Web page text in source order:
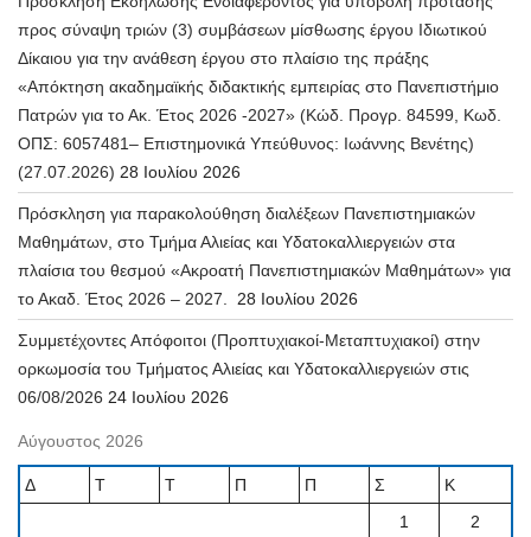
προς σύναψη τριών (3) συμβάσεων μίσθωσης έργου Ιδιωτικού
Δίκαιου για την ανάθεση έργου στο πλαίσιο της πράξης
«Απόκτηση ακαδημαϊκής διδακτικής εμπειρίας στο Πανεπιστήμιο
Πατρών για το Ακ. Έτος 2026 -2027» (Κώδ. Προγρ. 84599, Κωδ.
ΟΠΣ: 6057481– Επιστημονικά Υπεύθυνος: Ιωάννης Βενέτης)
(27.07.2026) 28 Ιουλίου 2026
Πρόσκληση για παρακολούθηση διαλέξεων Πανεπιστημιακών
Μαθημάτων, στο Τμήμα Αλιείας και Υδατοκαλλιεργειών στα
πλαίσια του θεσμού «Ακροατή Πανεπιστημιακών Μαθημάτων» για
το Ακαδ. Έτος 2026 – 2027.
28 Ιουλίου 2026
Συμμετέχοντες Απόφοιτοι (Προπτυχιακοί-Μεταπτυχιακοί) στην
ορκωμοσία του Τμήματος Αλιείας και Υδατοκαλλιεργειών στις
06/08/2026 24 Ιουλίου 2026
Αύγουστος 2026
Δ Τ Τ Π Π Σ
Κ
1
2